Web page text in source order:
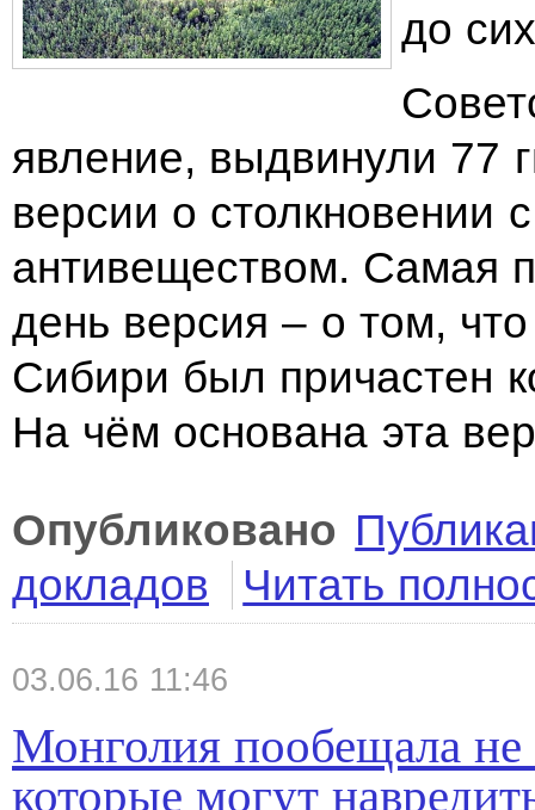
до
явление, выдвинули 77
версии о столкновении
антивеществом. Самая
день версия – о том,
Сибири был причастен
На чём основана эта
Опубликовано
докладов
Читать
03.06.16 11:46
Монголия пообещала
которые могут